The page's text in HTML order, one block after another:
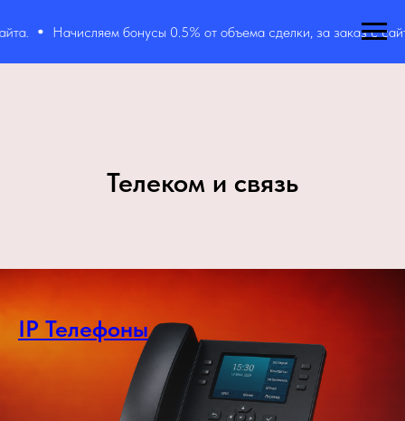
Начисляем бонусы 0.5% от объема сделки, за заказ с сайта.
Телеком и связь
IP Телефоны